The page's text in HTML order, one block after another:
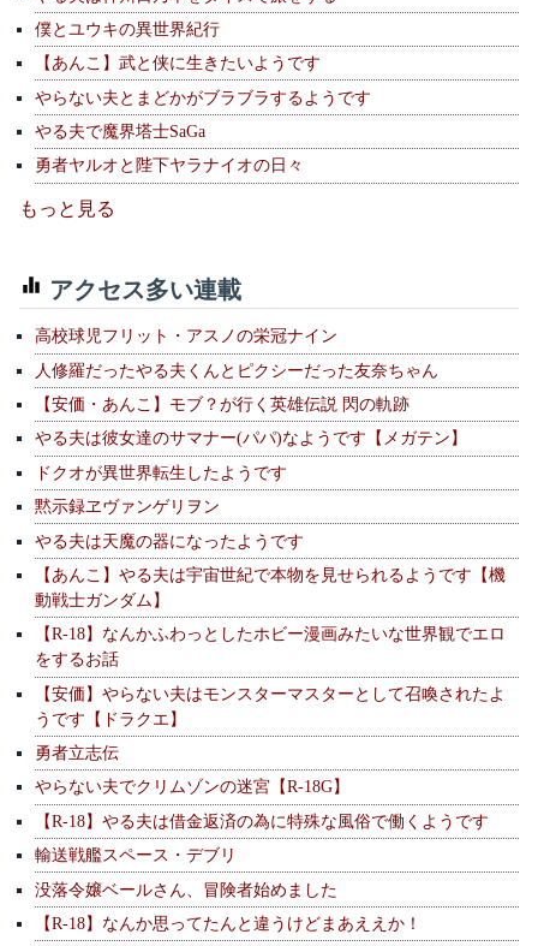
僕とユウキの異世界紀行
【あんこ】武と侠に生きたいようです
やらない夫とまどかがブラブラするようです
やる夫で魔界塔士SaGa
勇者ヤルオと陛下ヤラナイオの日々
もっと見る
アクセス多い連載
高校球児フリット・アスノの栄冠ナイン
人修羅だったやる夫くんとピクシーだった友奈ちゃん
【安価・あんこ】モブ？が行く英雄伝説 閃の軌跡
やる夫は彼女達のサマナー(パパ)なようです【メガテン】
ドクオが異世界転生したようです
黙示録ヱヴァンゲリヲン
やる夫は天魔の器になったようです
【あんこ】やる夫は宇宙世紀で本物を見せられるようです【機
動戦士ガンダム】
【R-18】なんかふわっとしたホビー漫画みたいな世界観でエロ
をするお話
【安価】やらない夫はモンスターマスターとして召喚されたよ
うです【ドラクエ】
勇者立志伝
やらない夫でクリムゾンの迷宮【R-18G】
【R-18】やる夫は借金返済の為に特殊な風俗で働くようです
輸送戦艦スペース・デブリ
没落令嬢ベールさん、冒険者始めました
【R-18】なんか思ってたんと違うけどまあええか！